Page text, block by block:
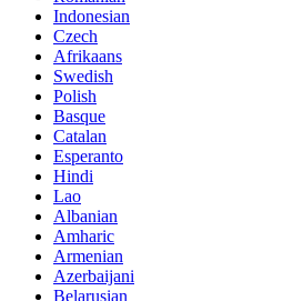
Indonesian
Czech
Afrikaans
Swedish
Polish
Basque
Catalan
Esperanto
Hindi
Lao
Albanian
Amharic
Armenian
Azerbaijani
Belarusian